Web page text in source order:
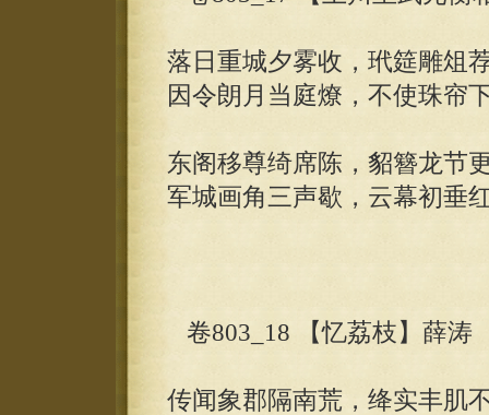
落日重城夕雾收，玳筵雕俎
因令朗月当庭燎，不使珠帘
东阁移尊绮席陈，貂簪龙节
军城画角三声歇，云幕初垂
卷803_18 【忆荔枝】薛涛
传闻象郡隔南荒，绛实丰肌